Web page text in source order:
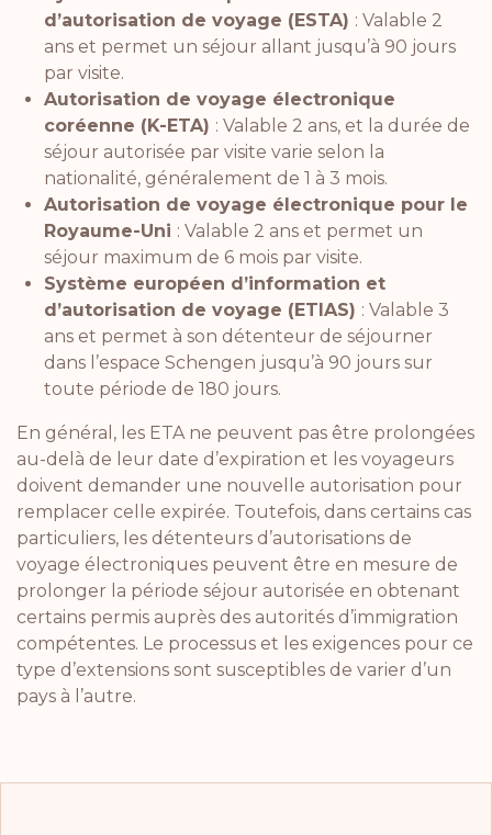
d’autorisation de voyage (ESTA) : Valable 2
ans et permet un séjour allant jusqu’à 90 jours
par visite.
Autorisation de voyage électronique
coréenne (K-ETA) : Valable 2 ans, et la durée de
séjour autorisée par visite varie selon la
nationalité, généralement de 1 à 3 mois.
Autorisation de voyage électronique pour le
Royaume-Uni : Valable 2 ans et permet un
séjour maximum de 6 mois par visite.
Système européen d’information et
d’autorisation de voyage (ETIAS) : Valable 3
ans et permet à son détenteur de séjourner
dans l’espace Schengen jusqu’à 90 jours sur
toute période de 180 jours.
En général, les ETA ne peuvent pas être prolongées
au-delà de leur date d’expiration et les voyageurs
doivent demander une nouvelle autorisation pour
remplacer celle expirée. Toutefois, dans certains cas
particuliers, les détenteurs d’autorisations de
voyage électroniques peuvent être en mesure de
prolonger la période séjour autorisée en obtenant
certains permis auprès des autorités d’immigration
compétentes. Le processus et les exigences pour ce
type d’extensions sont susceptibles de varier d’un
pays à l’autre.